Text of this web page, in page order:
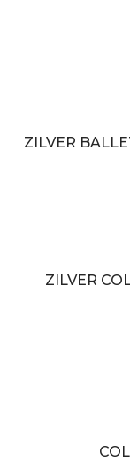
Niet
ZILVER
ZILVER